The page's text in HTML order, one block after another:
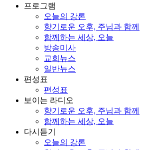
프로그램
오늘의 강론
향기로운 오후, 주님과 함께
함께하는 세상, 오늘
방송미사
교회뉴스
일반뉴스
편성표
편성표
보이는 라디오
향기로운 오후, 주님과 함께
함께하는 세상, 오늘
다시듣기
오늘의 강론